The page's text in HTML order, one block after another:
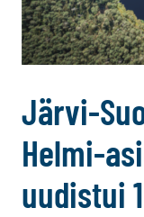
Järvi-
Helmi-
uudistui